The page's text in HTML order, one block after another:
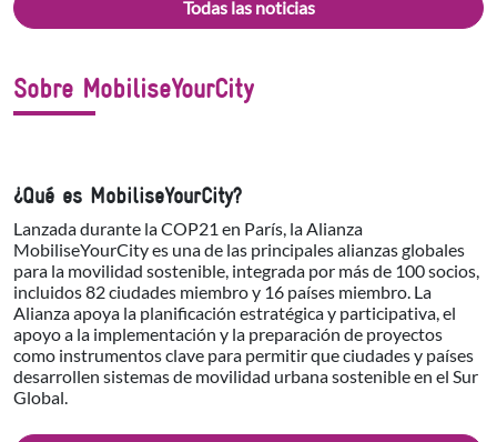
Todas las noticias
Sobre MobiliseYourCity
¿Qué es MobiliseYourCity?
Lanzada durante la COP21 en París, la Alianza
MobiliseYourCity es una de las principales alianzas globales
para la movilidad sostenible, integrada por más de 100 socios,
incluidos 82 ciudades miembro y 16 países miembro. La
Alianza apoya la planificación estratégica y participativa, el
apoyo a la implementación y la preparación de proyectos
como instrumentos clave para permitir que ciudades y países
desarrollen sistemas de movilidad urbana sostenible en el Sur
Global.